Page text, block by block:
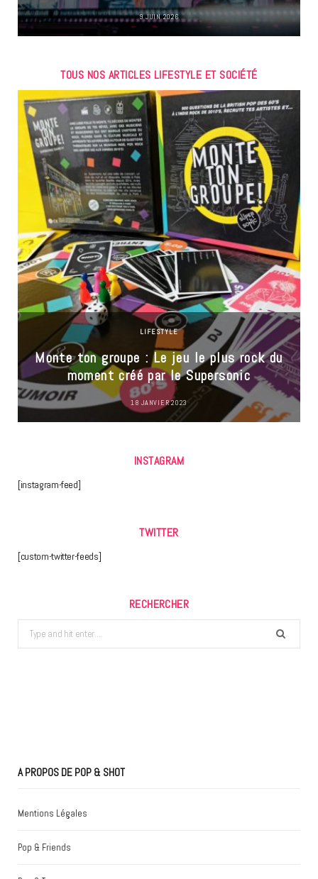
9 JUIN 2026
TOUS NOS ARTICLES LIFESTYLE ET SOCIÉTÉ
LIFESTYLE
Monte ton groupe : Le jeu le plus rock du
moment créé par le Supersonic
18 JANVIER 2023
INSTAGRAM
[instagram-feed]
TWITTER
[custom-twitter-feeds]
RECHERCHER
Search
for:
A PROPOS DE POP & SHOT
Mentions Légales
Pop & Friends